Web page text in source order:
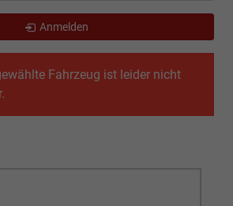
Fahrzeug ist leider nicht
Anmelden